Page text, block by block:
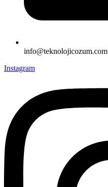
info@teknolojicozum.com
Instagram